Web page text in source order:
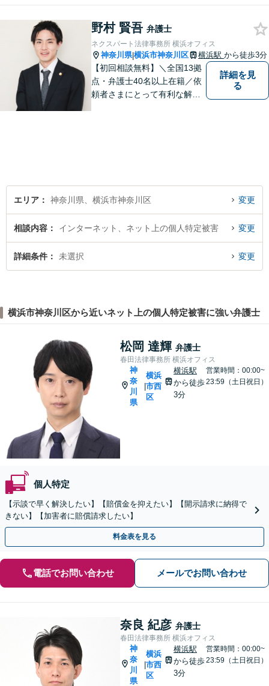
野村 賢吾 弁護士
ネクスパート法律事務所 横浜オフィス
神奈川県|横浜市神奈川区 横浜駅 から徒歩3分
【初回相談無料】＼全国13拠
点・弁護士40名以上在籍／依
頼者さまにとって有利な解決
詳細を見
る
エリア 神奈川県、横浜市神奈川区 変更
相談内容 インターネット、ネット上の個人特定被害 変更
詳細条件 未選択 変更
横浜市神奈川区から近いネット上の個人特定被害に強い弁護士
松岡 達輝 弁護士
春田法律事務所 横浜オフィス
神
奈
川
県
横浜
市西
区
横浜駅
から徒歩
3分
営業時間：00:00~
23:59（土日祝日）
個人特定
【示談で早く解決したい】【賠償金を抑えたい】【開示請求に納得で
きない】【加害者に賠償請求したい】
料金表を見る
電話でお問い合わせ メールでお問い合わせ
奈良 紀彦 弁護士
春田法律事務所 横浜オフィス
神
奈
川
県
横浜
市西
区
横浜駅
から徒歩
3分
営業時間：00:00~
23:59（土日祝日）